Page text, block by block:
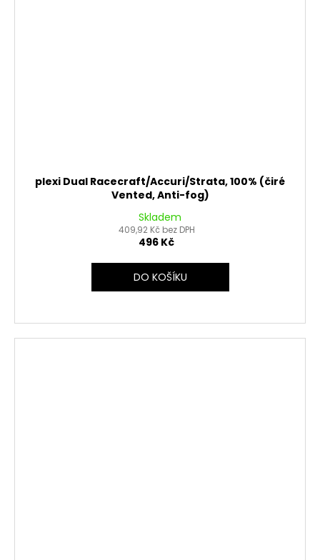
plexi Dual Racecraft/Accuri/Strata, 100% (čiré
Vented, Anti-fog)
Skladem
409,92 Kč bez DPH
496 Kč
DO KOŠÍKU